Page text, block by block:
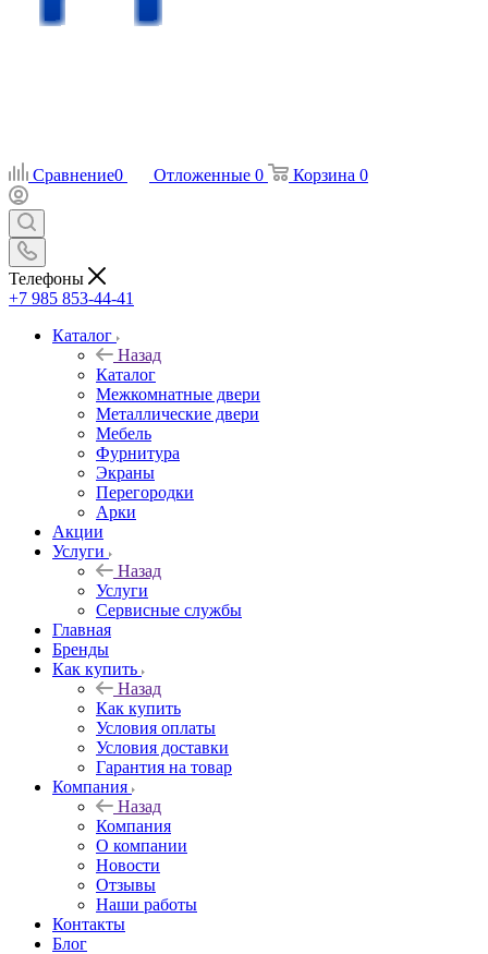
Сравнение0 Отложенные 0 Корзина 0
Телефоны
+7 985 853-44-41
Каталог
Назад
Каталог
Межкомнатные двери
Металлические двери
Мебель
Фурнитура
Экраны
Перегородки
Арки
Акции
Услуги
Назад
Услуги
Сервисные службы
Главная
Бренды
Как купить
Назад
Как купить
Условия оплаты
Условия доставки
Гарантия на товар
Компания
Назад
Компания
О компании
Новости
Отзывы
Наши работы
Контакты
Блог